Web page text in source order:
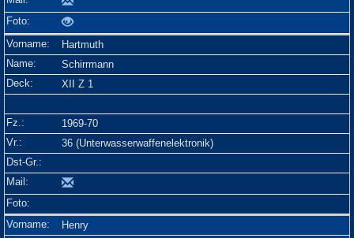
Hartmuth
Schirrmann
XII Z 1
1969-70
36 (Unterwasserwaffenelektronik)
Henry